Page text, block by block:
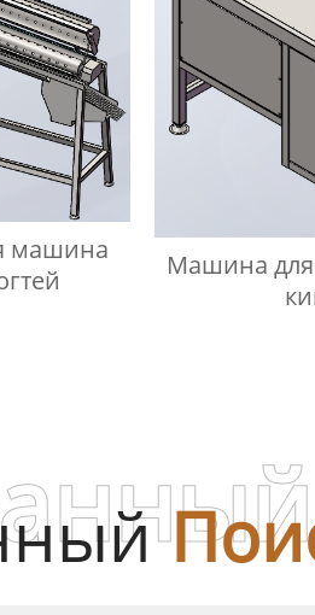
машина
Машина для